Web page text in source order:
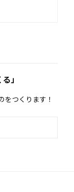
」
をつくります！